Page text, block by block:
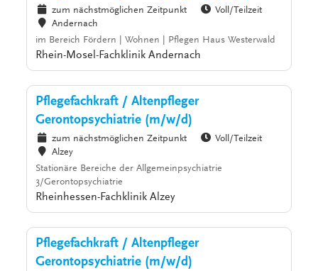
zum nächstmöglichen Zeitpunkt
Voll/Teilzeit
Andernach
im Bereich Fördern | Wohnen | Pflegen Haus Westerwald
Rhein-Mosel-Fachklinik Andernach
Pflegefachkraft / Altenpfleger
Gerontopsychiatrie (m/w/d)
zum nächstmöglichen Zeitpunkt
Voll/Teilzeit
Alzey
Stationäre Bereiche der Allgemeinpsychiatrie
3/Gerontopsychiatrie
Rheinhessen-Fachklinik Alzey
Pflegefachkraft / Altenpfleger
Gerontopsychiatrie (m/w/d)